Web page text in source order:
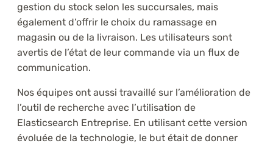
gestion du stock selon les succursales, mais
également d’offrir le choix du ramassage en
magasin ou de la livraison. Les utilisateurs sont
avertis de l’état de leur commande via un flux de
communication.
Nos équipes ont aussi travaillé sur l’amélioration de
l’outil de recherche avec l’utilisation de
Elasticsearch Entreprise. En utilisant cette version
évoluée de la technologie, le but était de donner